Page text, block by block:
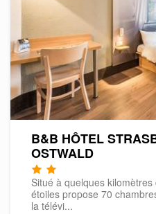
B&B HÔTEL
OSTWALD
Situé à quelques
étoiles propose 70
la télévi...